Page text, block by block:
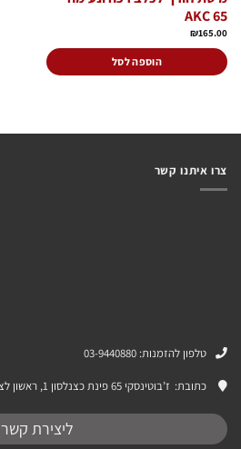
AKC 65
₪165.00
הוספה לסל
צרו איתנו קשר
טלפון להזמנות: 03-9440880
כתובת: ז’בוטינסקי 65 פינת כצנלסון 1, ראשון לציון
ליצירת קשר